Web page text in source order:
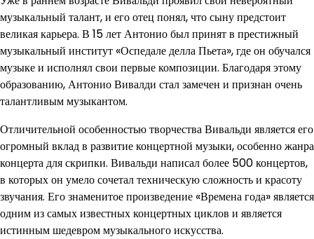
музыкальный талант, и его отец понял, что сыну предстоит
великая карьера. В 15 лет Антонио был принят в престижный
музыкальный институт «Оспедале делла Пьета», где он обучался
музыке и исполнял свои первые композиции. Благодаря этому
образованию, Антонио Вивалди стал замечен и признан очень
талантливым музыкантом.
Отличительной особенностью творчества Вивальди является его
огромный вклад в развитие концертной музыки, особенно жанра
концерта для скрипки. Вивальди написал более 500 концертов,
в которых он умело сочетал техническую сложность и красоту
звучания. Его знаменитое произведение «Времена года» является
одним из самых известных концертных циклов и является
истинным шедевром музыкального искусства.